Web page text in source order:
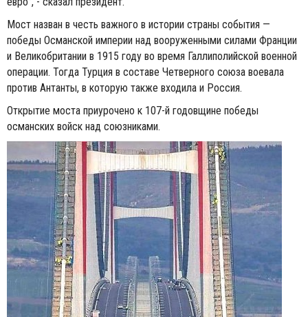
Мост назван в честь важного в истории страны события —
победы Османской империи над вооруженными силами Франции
и Великобритании в 1915 году во время Галлиполийской военной
операции. Тогда Турция в составе Четверного союза воевала
против Антанты, в которую также входила и Россия.
Открытие моста приурочено к 107-й годовщине победы
османских войск над союзниками.